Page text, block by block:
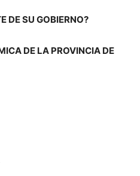
DE SU GOBIERNO?
DE LA PROVINCIA DE